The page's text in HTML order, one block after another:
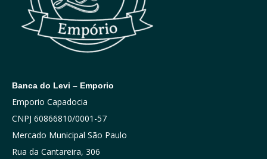
Banca do Levi – Emporio
Emporio Capadocia
CNPJ 60866810/0001-57
Mercado Municipal São Paulo
Rua da Cantareira, 306